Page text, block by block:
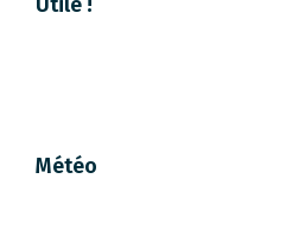
Météo